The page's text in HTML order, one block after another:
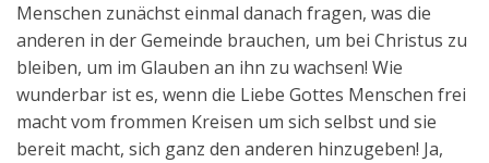
Menschen zunächst einmal danach fragen, was die
anderen in der Gemeinde brauchen, um bei Christus zu
bleiben, um im Glauben an ihn zu wachsen! Wie
wunderbar ist es, wenn die Liebe Gottes Menschen frei
macht vom frommen Kreisen um sich selbst und sie
bereit macht, sich ganz den anderen hinzugeben! Ja,